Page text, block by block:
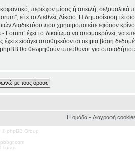
περιέχον μίσος ή απειλή, σεξουαλικά
είτε το Διεθνές Δίκαιο. Η δημοσίευση
Διαδικτύου που χρησιμοποιείτε εφόσον
έχει το δικαίωμα να απομακρύνει, να
εισάγει αποθηκεύονται σε μια βάση
θα θεωρηθούν υπεύθυνοι για
Η ομάδα• Διαγραφή
© phpBB Group
Turan